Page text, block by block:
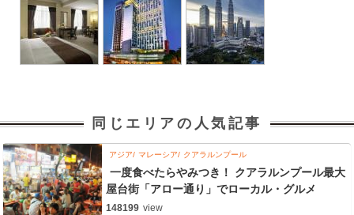
同じエリアの人気記事
アジア マレーシア クアラルンプール
一度食べたらやみつき！ クアラルンプール最大
屋台街「アロー通り」でローカル・グルメ
148199 view